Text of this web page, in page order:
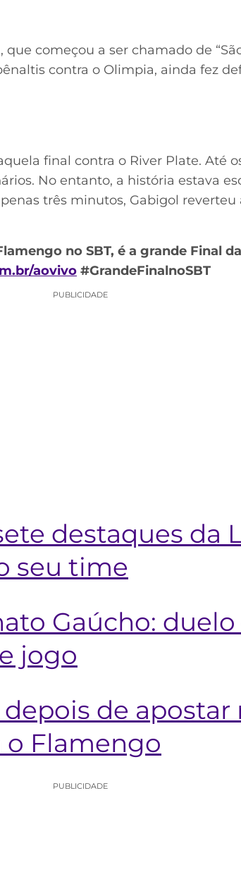
começou a ser chamado de
contra o Olimpia, ainda fez
final contra o River Plate. Até
No entanto, a história estava
três minutos, Gabigol reverteu
no SBT, é a grande Final
aovivo #GrandeFinalnoSBT
PUBLICIDADE
destaques da
seu time
Gaúcho:
jogo
de apostar
Flamengo
PUBLICIDADE